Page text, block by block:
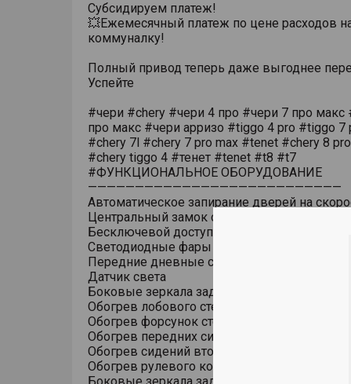
Субсидируем платеж!
💥Ежемесячный платеж по цене расходов
коммуналку!
Полный привод теперь даже выгоднее
Успейте
#чери #chery #чери 4 про #чери 7 про макс
про макс #чери арризо #tiggo 4 pro #tiggo 7
#chery 7l #chery 7 pro max #tenet #chery 8
#chery tiggo 4 #тенет #tenet #t8 #t7
#ФУНКЦИОНАЛЬНОЕ ОБОРУДОВАНИЕ
———————————————————————————
Автоматическое запирание дверей на
Центральный замок с дистанционным
Бесключевой доступ (ключ в кармане)
Светодиодные фары основного света
Передние дневные светодиодные ходовые
Датчик света
Боковые зеркала заднего вида с обогревом
Обогрев лобового стекла
Обогрев форсунок стеклоомывателя
Обогрев передних сидений
Обогрев сидений второго ряда
Обогрев рулевого колеса